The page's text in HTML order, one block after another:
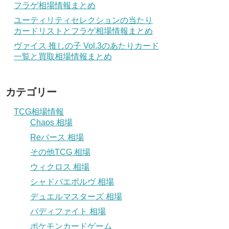
フラゲ相場情報まとめ
ユーティリティセレクションの当たり
カードリストとフラゲ相場情報まとめ
ヴァイス 推しの子 Vol.3のあたりカード
一覧と買取相場情報まとめ
カテゴリー
TCG相場情報
Chaos 相場
Reバース 相場
その他TCG 相場
ウィクロス 相場
シャドバエボルヴ 相場
デュエルマスターズ 相場
バディファイト 相場
ポケモンカードゲーム